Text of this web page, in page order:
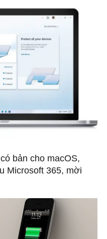
bản cho macOS,
Microsoft 365, mời